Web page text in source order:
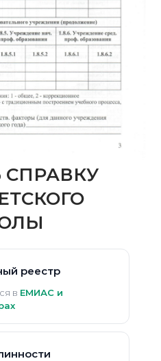
реестр
в ЕМИАС и